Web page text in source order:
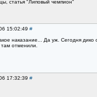
статья "Липовый чемпион"
15:02:49 #
наказание... Да уж. Сегодня дико
отменили.
17:32:39 #